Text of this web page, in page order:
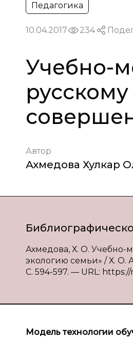
Педагогика
10.04.2017 234
Учебно-
Автор
Ахмедова Хулкар
Ахмедова, Х. О. Учебно-
экологию семьи» / Х. О.
С. 594-597. — URL:
Модель технологии